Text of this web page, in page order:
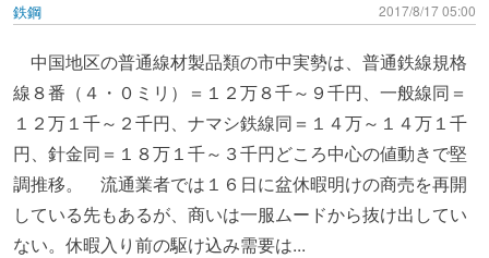
鉄鋼 2017/8/17 05:00
中国地区の普通線材製品類の市中実勢は、普通鉄線規格
線８番（４・０ミリ）＝１２万８千～９千円、一般線同＝
１２万１千～２千円、ナマシ鉄線同＝１４万～１４万１千
円、針金同＝１８万１千～３千円どころ中心の値動きで堅
調推移。 流通業者では１６日に盆休暇明けの商売を再開
している先もあるが、商いは一服ムードから抜け出してい
ない。休暇入り前の駆け込み需要は...